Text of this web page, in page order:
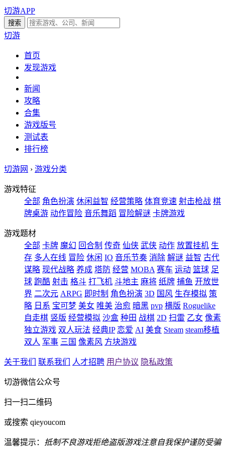
切游APP
切游
首页
发现游戏
新闻
攻略
合集
游戏版号
测试表
排行榜
切游网 › 游戏分类
游戏特征
全部 角色扮演 休闲益智 经营策略 体育竞速 射击枪战 棋
牌桌游 动作冒险 音乐舞蹈 冒险解谜 卡牌游戏
游戏题材
全部 卡牌 魔幻 回合制 传奇 仙侠 武侠 动作 放置挂机 生
存 多人在线 冒险 休闲 IO 音乐节奏 消除 解谜 益智 古代
谋略 现代战略 养成 塔防 经营 MOBA 赛车 运动 篮球 足
球 跑酷 射击 格斗 打飞机 斗地主 麻将 纸牌 捕鱼 开放世
界 二次元 ARPG 即时制 角色扮演 3D 国风 生存模拟 策
略 日系 宝可梦 美女 唯美 治愈 暗黑 pvp 横版 Roguelike
自走棋 竖版 经营模拟 沙盒 种田 战棋 2D 扫雷 乙女 像素
独立游戏 双人玩法 经典IP 恋爱 AI 美食 Steam steam移植
双人 军事 三国 像素风 方块游戏
关于我们 联系我们 人才招聘 用户协议 隐私政策
切游微信公众号
扫一扫二维码
或搜索 qieyoucom
温馨提示： 抵制不良游戏拒绝盗版游戏注意自我保护谨防受骗